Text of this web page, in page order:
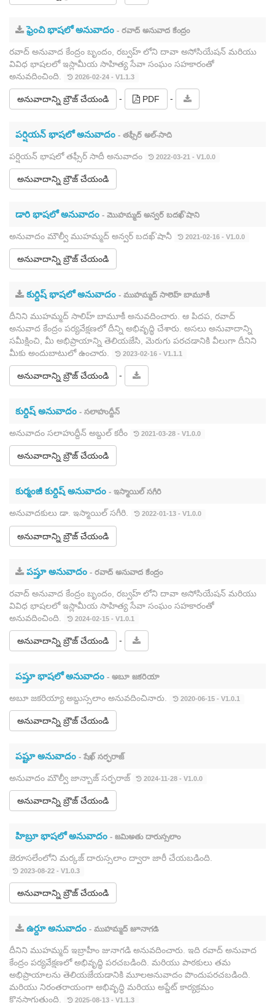
ఫ్రెంచి భాషలో అనువాదం - రవాద్ అనువాద కేంద్రం
రవాద్ అనువాద కేంద్రం బృందం, రబ్వహ్ లోని దావా అసోసియేషన్ మరియు
వివిధ భాషలలో ఇస్లామీయ సాహిత్య సేవా సంఘం సహకారంతో
అనువదించింది.
2026-02-24 - V1.1.3
అనువాదాన్ని బ్రౌజ్ చేయండి - PDF -
పర్షియన్ భాషలో అనువాదం - తఫ్సీర్ అల్-సాది
పర్షియన్ భాషలో తఫ్సీర్ సాదీ అనువాదం 2022-03-21 - V1.0.0
అనువాదాన్ని బ్రౌజ్ చేయండి
డారి భాషలో అనువాదం - మొహమ్మద్ అన్వర్ బదఖ్'షాని
అనువాదం మౌల్వీ ముహమ్మద్ అన్వర్ బదఖ్'షానీ 2021-02-16 - V1.0.0
అనువాదాన్ని బ్రౌజ్ చేయండి
కుర్దిష్ భాషలో అనువాదం - ముహమ్మద్ సాలెహ్ బామూకీ
దీనిని ముహమ్మద్ సాలిహ్ బామూకీ అనువదించారు. ఆ పిదప, రవాద్
అనువాద కేంద్రం పర్యవేక్షణలో దీన్ని అభివృద్ధి చేశారు. అసలు అనువాదాన్ని
సమీక్షించి, మీ అభిప్రాయాన్ని తెలియజేసి, మెరుగు పరచడానికి వీలుగా దీనిని
మీకు అందుబాటులో ఉంచారు.
2023-02-16 - V1.1.1
అనువాదాన్ని బ్రౌజ్ చేయండి -
కుర్దిష్ అనువాదం - సలాహుద్దీన్
అనువాదం సలాహుద్దీన్ అబ్దుల్ కరీం 2021-03-28 - V1.0.0
అనువాదాన్ని బ్రౌజ్ చేయండి
కుర్మంజీ కుర్దిష్ అనువాదం - ఇస్మాయిల్ సగీరి
అనువాదకులు డా. ఇస్మాయిల్ సగీరి. 2022-01-13 - V1.0.0
అనువాదాన్ని బ్రౌజ్ చేయండి
పష్తూ అనువాదం - రవాద్ అనువాద కేంద్రం
రవాద్ అనువాద కేంద్రం బృందం, రబ్వహ్ లోని దావా అసోసియేషన్ మరియు
వివిధ భాషలలో ఇస్లామీయ సాహిత్య సేవా సంఘం సహకారంతో
అనువదించింది.
2024-02-15 - V1.0.1
అనువాదాన్ని బ్రౌజ్ చేయండి -
పష్తూ భాషలో అనువాదం - అబూ జకరియా
అబూ జకరియ్యా అబ్దుస్సలాం అనువదించినారు. 2020-06-15 - V1.0.1
అనువాదాన్ని బ్రౌజ్ చేయండి
పష్టూ అనువాదం - షేఖ్ సర్ఫరాజ్
అనువాదం మౌల్వీ జాన్బాజ్ సర్ఫరాజ్ 2024-11-28 - V1.0.0
అనువాదాన్ని బ్రౌజ్ చేయండి
హిబ్రూ భాషలో అనువాదం - జమిఅతు దారుస్సలాం
జెరూసలేంలోని మర్కజ్ దారుస్సలాం ద్వారా జారీ చేయబడింది.
2023-08-22 - V1.0.3
అనువాదాన్ని బ్రౌజ్ చేయండి
ఉర్దూ అనువాదం - ముహమ్మద్ జూనాగడి
దీనిని ముహమ్మద్ ఇబ్రాహీం జునాగడి అనువదించారు. ఇది రవాద్ అనువాద
కేంద్రం పర్యవేక్షణలో అభివృద్ధి పరచబడింది. మరియు పాఠకులు తమ
అభిప్రాయాలను తెలియజేయడానికి మూలఅనువాదం పొందుపరచబడింది.
మరియు నిరంతరాయంగా అభివృద్ధి మరియు అప్డేట్ కార్యక్రమం
కొనసాగుతుంది.
2025-08-13 - V1.1.3